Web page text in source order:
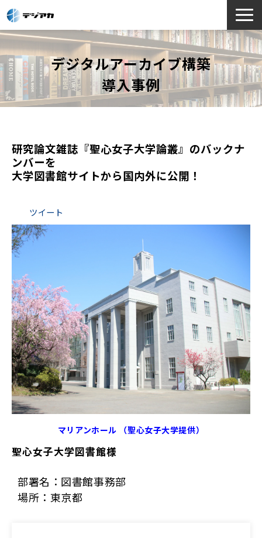
選ばれる理由
サービス一覧
お役立ち情報
導入事例
デジタルアーカイブ構築
導入事例
研究論文雑誌『聖心女子大学論叢』のバックナ
ンバーを
大学図書館サイトから国内外に公開！
ツイート
マリアンホール （聖心女子大学提供）​​​​​
聖心女子大学図書館様
部署名：図書館事務部
場所：東京都